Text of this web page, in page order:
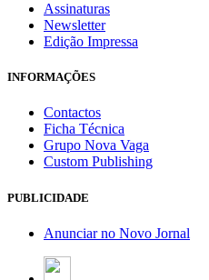
Assinaturas
Newsletter
Edição Impressa
INFORMAÇÕES
Contactos
Ficha Técnica
Grupo Nova Vaga
Custom Publishing
PUBLICIDADE
Anunciar no Novo Jornal